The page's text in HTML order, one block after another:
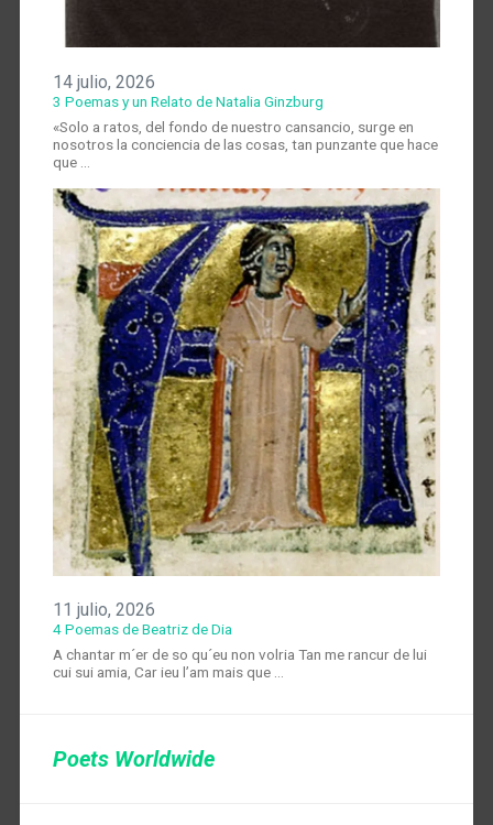
14 julio, 2026
3 Poemas y un Relato de Natalia Ginzburg
«Solo a ratos, del fondo de nuestro cansancio, surge en
nosotros la conciencia de las cosas, tan punzante que hace
que …
11 julio, 2026
4 Poemas de Beatriz de Dia
A chantar m´er de so qu´eu non volria Tan me rancur de lui
cui sui amia, Car ieu l’am mais que …
Poets Worldwide